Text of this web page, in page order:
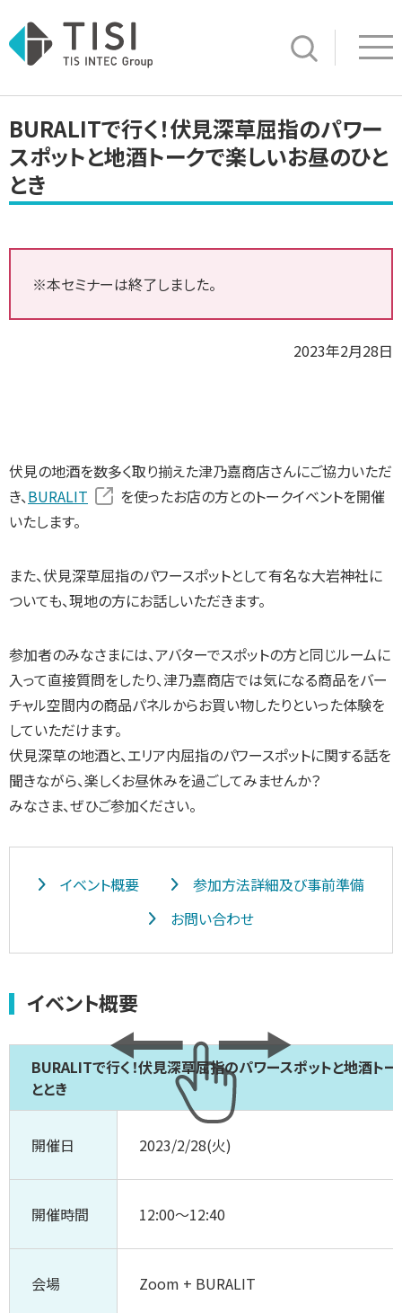
サイト内検索
BURALITで行く！伏見深草屈指のパワー
スポットと地酒トークで楽しいお昼のひと
とき
※本セミナーは終了しました。
2023年2月28日
伏見の地酒を数多く取り揃えた津乃嘉商店さんにご協力いただ
き、BURALIT
を使ったお店の方とのトークイベントを開催
いたします。
また、伏見深草屈指のパワースポットとして有名な大岩神社に
ついても、現地の方にお話しいただきます。
参加者のみなさまには、アバターでスポットの方と同じルームに
入って直接質問をしたり、津乃嘉商店では気になる商品をバー
チャル空間内の商品パネルからお買い物したりといった体験を
していただけます。
伏見深草の地酒と、エリア内屈指のパワースポットに関する話を
聞きながら、楽しくお昼休みを過ごしてみませんか？
みなさま、ぜひご参加ください。
イベント概要
参加方法詳細及び事前準備
お問い合わせ
イベント概要
BURALITで行く！伏見深草屈指のパワースポットと地酒ト
ととき
開催日 2023/2/28(火)
開催時間 12:00～12:40
会場 Zoom + BURALIT